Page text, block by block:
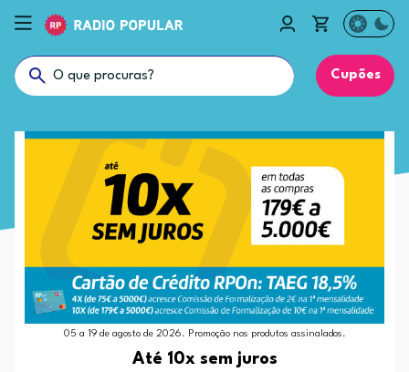
Cupões
05 a 19 de agosto de 2026. Promoção nos produtos assinalados.
Até 10x sem juros